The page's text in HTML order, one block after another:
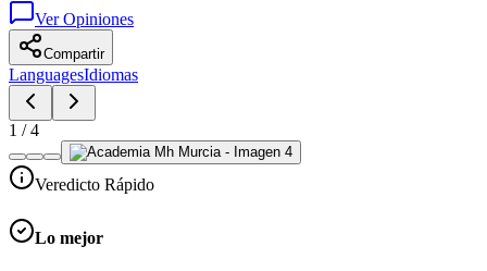
Ver Opiniones
Compartir
LanguagesIdiomas
1 /4
Veredicto Rápido
Lo mejor